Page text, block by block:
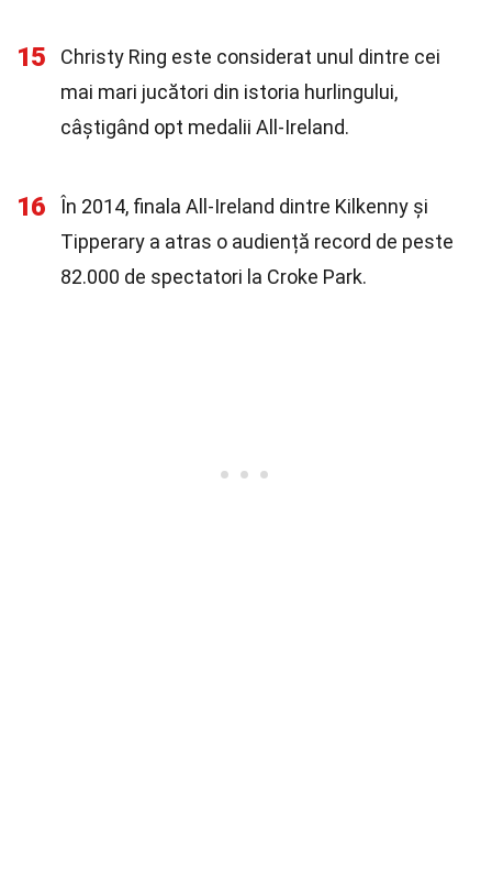
15
Christy Ring este considerat unul dintre cei
mai mari jucători din istoria hurlingului,
câștigând opt medalii All-Ireland.
16
În 2014, finala All-Ireland dintre Kilkenny și
Tipperary a atras o audiență record de peste
82.000 de spectatori la Croke Park.